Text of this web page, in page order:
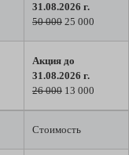
31.08.2026 г.
50 000 25 000
Акция до
31.08.2026 г.
26 000 13 000
Стоимость